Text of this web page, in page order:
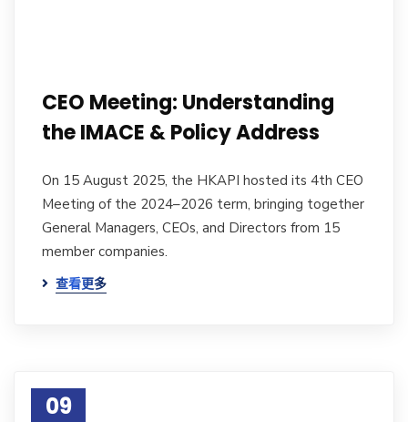
CEO Meeting: Understanding
the IMACE & Policy Address
On 15 August 2025, the HKAPI hosted its 4th CEO
Meeting of the 2024–2026 term, bringing together
General Managers, CEOs, and Directors from 15
member companies.
查看更多
09